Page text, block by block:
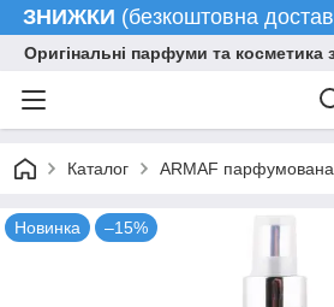
ЗНИЖКИ (безкоштовна
Оригінальні парфуми та косметика
Каталог ARMAF
Новинка –15%